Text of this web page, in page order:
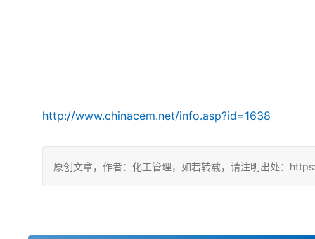
http://www.chinacem.net/info.asp?id=1638
原创文章，作者：化工管理，如若转载，请注明出处：